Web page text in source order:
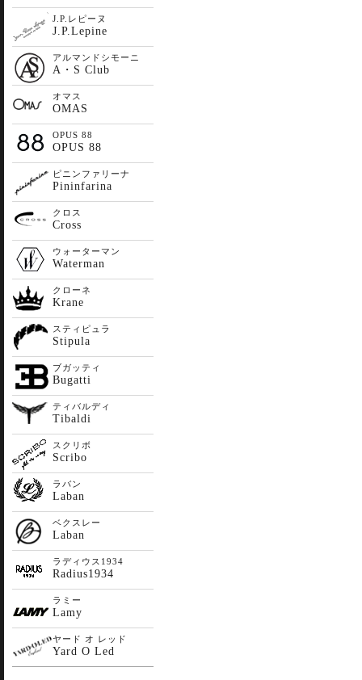
J.P.レピーヌ
J.P.Lepine
アルマンドシモーニ
A・S Club
オマス
OMAS
OPUS 88
OPUS 88
ピニンファリーナ
Pininfarina
クロス
Cross
ウォーターマン
Waterman
クローネ
Krane
スティピュラ
Stipula
ブガッティ
Bugatti
ティバルディ
Tibaldi
スクリボ
Scribo
ラバン
Laban
ベクスレー
Laban
ラディウス1934
Radius1934
ラミー
Lamy
ヤード オ レッド
Yard O Led